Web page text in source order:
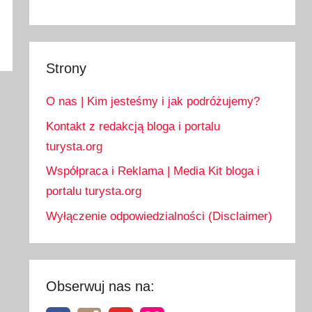
Strony
O nas | Kim jesteśmy i jak podróżujemy?
Kontakt z redakcją bloga i portalu
turysta.org
Współpraca i Reklama | Media Kit bloga i
portalu turysta.org
Wyłączenie odpowiedzialności (Disclaimer)
Obserwuj nas na: